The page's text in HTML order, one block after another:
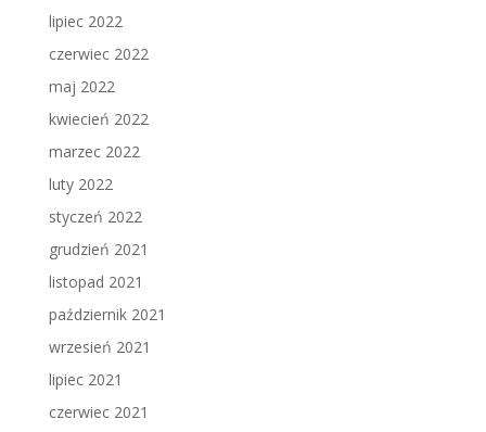
lipiec 2022
czerwiec 2022
maj 2022
kwiecień 2022
marzec 2022
luty 2022
styczeń 2022
grudzień 2021
listopad 2021
październik 2021
wrzesień 2021
lipiec 2021
czerwiec 2021